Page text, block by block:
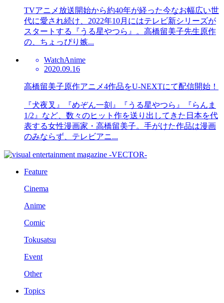
TVアニメ放送開始から約40年が経った今なお幅広い世
代に愛され続け、2022年10月にはテレビ新シリーズが
スタートする『うる星やつら』。高橋留美子先生原作
の、ちょっぴり嫉...
WatchAnime
2020.09.16
高橋留美子原作アニメ4作品をU-NEXTにて配信開始！
『犬夜叉』『めぞん一刻』『うる星やつら』『らんま
1/2』など、数々のヒット作を送り出してきた日本を代
表する女性漫画家・高橋留美子。手がけた作品は漫画
のみならず、テレビアニ...
Feature
Cinema
Anime
Comic
Tokusatsu
Event
Other
Topics